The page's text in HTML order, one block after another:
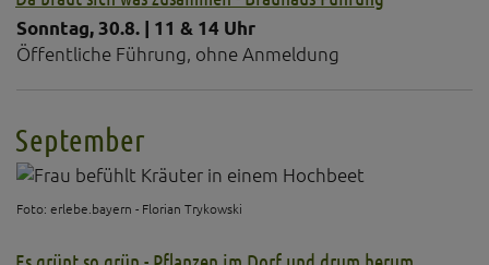
Sonntag, 30.8. | 11 & 14 Uhr
Öffentliche Führung, ohne Anmeldung
September
Foto: erlebe.bayern - Florian Trykowski